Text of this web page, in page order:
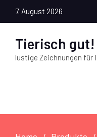
7. August 2026
Tierisch
lustige Zeichnungen für